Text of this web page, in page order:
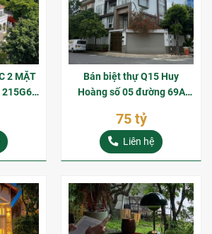
2 MẶT
215G6
HIẾM
ĐIỀN
Bán biệt thự Q15 Huy
Hoàng số 05 đường 69A
Lợi
75 tỷ
Liên hệ